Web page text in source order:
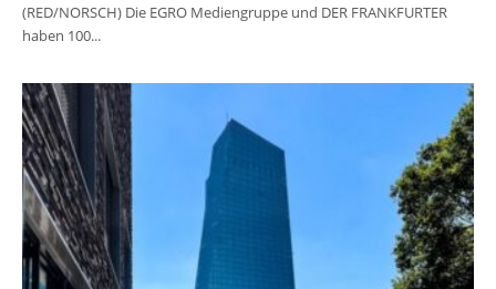
(RED/NORSCH) Die EGRO Mediengruppe und DER FRANKFURTER
haben 100...